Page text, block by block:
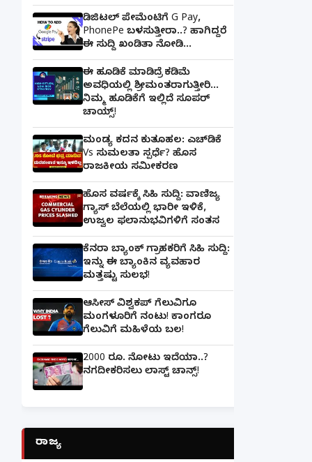
ಡಿಜಿಟಲ್ ಪೇಮೆಂಟಿಗೆ G Pay,
PhonePe ಬಳಸುತ್ತೀರಾ..? ಹಾಗಿದ್ದರೆ
ಈ ಸುದ್ದಿ ಖಂಡಿತಾ ನೋಡಿ...
ಈ ಹೂಡಿಕೆ ಮಾಡಿದ್ರೆ ಕಡಿಮೆ
ಅವಧಿಯಲ್ಲಿ ಶ್ರೀಮಂತರಾಗುತ್ತೀರಿ...
ನಿಮ್ಮ ಹೂಡಿಕೆಗೆ ಇಲ್ಲಿದೆ ಸೂಪರ್
ಚಾಯ್ಸ್‌!
ಮಂಡ್ಯ ಕದನ ಕುತೂಹಲ: ಎಚ್‌ಡಿಕೆ
Vs ಸುಮಲತಾ ಸ್ಪರ್ಧೆ? ಹೊಸ
ರಾಜಕೀಯ ಸಮೀಕರಣ
ಹೊಸ ವರ್ಷಕ್ಕೆ ಸಿಹಿ ಸುದ್ದಿ: ವಾಣಿಜ್ಯ
ಗ್ಯಾಸ್‌ ಬೆಲೆಯಲ್ಲಿ ಭಾರೀ ಇಳಿಕೆ,
ಉಜ್ವಲ ಫಲಾನುಭವಿಗಳಿಗೆ ಸಂತಸ
ಕೆನರಾ ಬ್ಯಾಂಕ್‌ ಗ್ರಾಹಕರಿಗೆ ಸಿಹಿ ಸುದ್ದಿ:
ಇನ್ನು ಈ ಬ್ಯಾಂಕಿನ ವ್ಯವಹಾರ
ಮತ್ತಷ್ಟು ಸುಲಭ!
ಆಸೀಸ್ ವಿಶ್ವಕಪ್ ಗೆಲುವಿಗೂ
ಮಂಗಳೂರಿಗೆ ನಂಟು! ಕಾಂಗರೂ
ಗೆಲುವಿಗೆ ಮಹಿಳೆಯ ಬಲ!
2000 ರೂ. ನೋಟು ಇದೆಯಾ..?
ನಗದೀಕರಿಸಲು ಲಾಸ್ಟ್‌ ಚಾನ್ಸ್‌!
ರಾಜ್ಯ